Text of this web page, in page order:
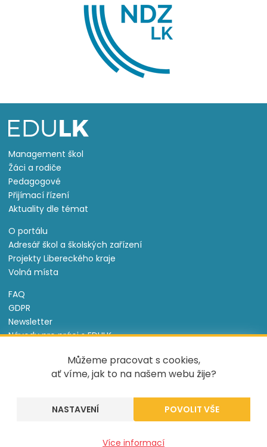
Můžeme pracovat s cookies,
ať víme, jak to na našem webu žije?
NASTAVENÍ
Více informací
Management škol
Žáci a rodiče
Pedagogové
Přijímací řízení
Aktuality dle témat
O portálu
Adresář škol a školských zařízení
Projekty Libereckého kraje
Volná místa
FAQ
GDPR
Newsletter
Návody pro práci s EDULK
Nastavení cookies
Informace o souborech cookie
Tento projekt je spolufinancován Evropským sociálním
fondem a státním rozpočtem České republiky.